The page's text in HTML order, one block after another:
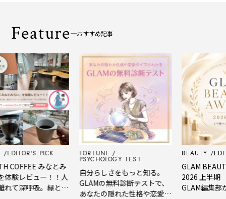
Feature おすすめ記事
EDITOR'S PICK
COFFEE みなとみ
験レビュー！！人
て深呼吸。緑と
FORTUNE
PSYCHOLOGY TEST
自分らしさをもっと知る。
GLAMの無料診断テストで、
あなたの隠れた性格や恋愛タ
BEAUTY
GLAM
2026 上半期
GLAM編集部